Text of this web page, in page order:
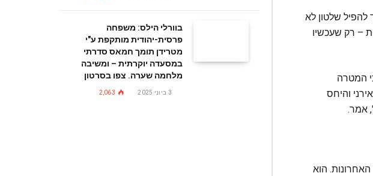
שלטון לא
– רק שעכשיו
המטרה
והיחס
אמר.
הוא
בוורלי הילס: משפחה
פרסית-יהודית מותקפת ע"י
מטרידן תומך חמאס סדרתי
במסעדה יוקרתית – ומשיבה
מלחמה שערה. צפו בסרטון
3 ביוני 2025 2,063